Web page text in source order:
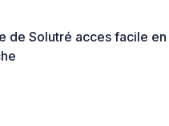
de Solutré acces facile en